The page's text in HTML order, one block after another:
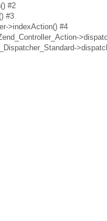
#2
#3
>indexAction() #4